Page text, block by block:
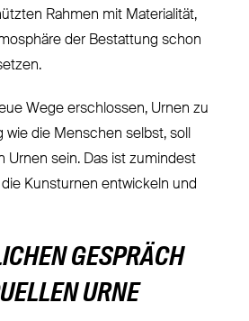
Rahmen mit Materialität,
der Bestattung schon
Wege erschlossen, Urnen zu
wie die Menschen selbst, soll
Urnen sein. Das ist zumindest
Kunsturnen entwickeln und
GESPRÄCH
URNE